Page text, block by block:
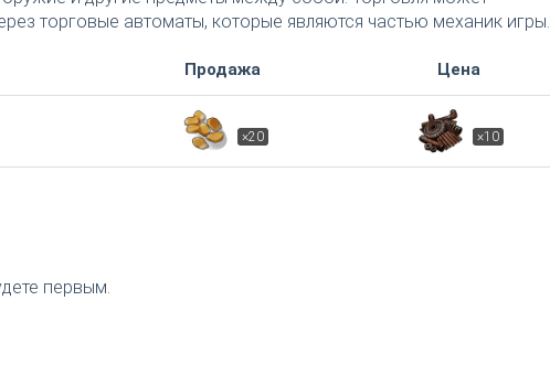
торговые автоматы, которые являются частью механик игры.
Продажа Цена
×20 ×10
первым.